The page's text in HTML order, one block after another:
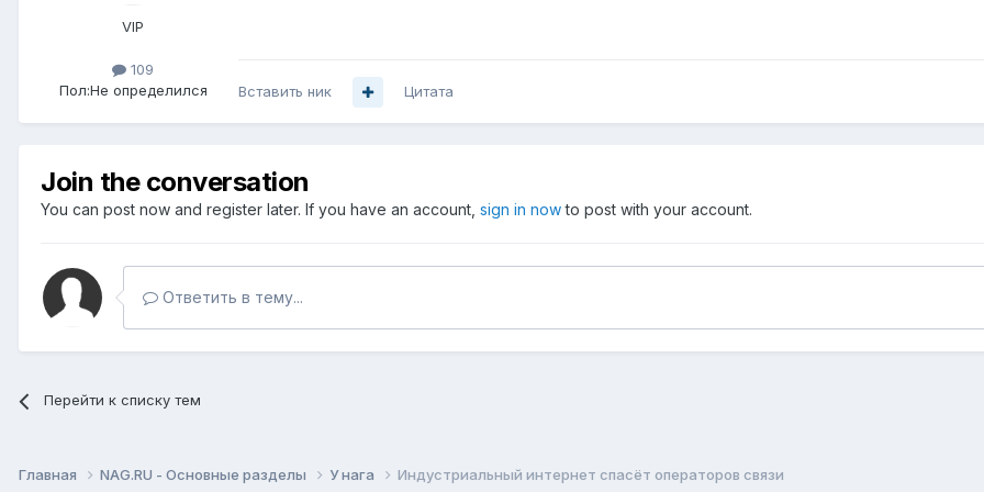
VIP
109
Пол:Не определился Вставить ник Цитата
Join the conversation
You can post now and register later. If you have an account, sign in nowto post with your account.
Ответить в тему...
Перейти к списку тем
Главная NAG.RU - Основные разделы У нага Индустриальный интернет спасёт операторов связи